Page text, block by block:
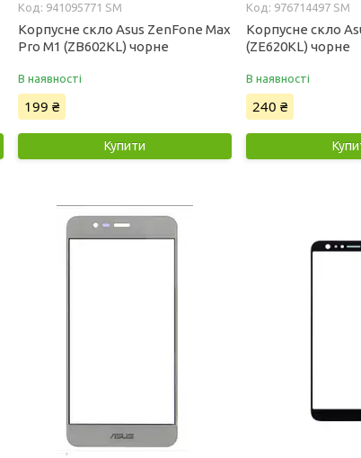
941095771 SM
Корпусне скло Asus ZenFone Max
Pro M1 (ZB602KL) чорне
В наявності
199 ₴
Купити
976714497 SM
Корпусне скло
(ZE620KL) чорне
В наявності
240 ₴